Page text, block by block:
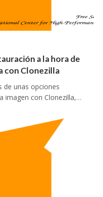
a la hora de
con Clonezilla
de unas opciones
imagen con Clonezilla,…